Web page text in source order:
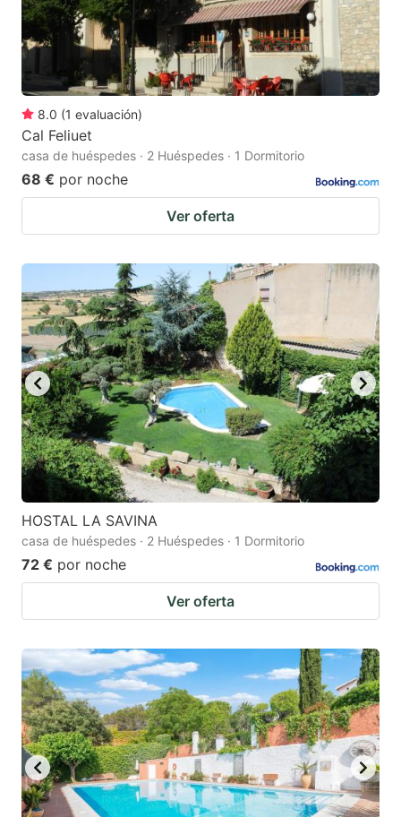
8.0 (1 evaluación)
Cal Feliuet
casa de huéspedes · 2 Huéspedes · 1 Dormitorio
68 € por noche
Ver oferta
HOSTAL LA SAVINA
casa de huéspedes · 2 Huéspedes · 1 Dormitorio
72 € por noche
Ver oferta